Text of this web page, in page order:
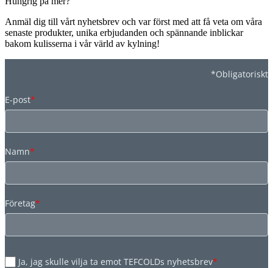
Anmäl dig till vårt nyhetsbrev och var först med att få veta om våra
senaste produkter, unika erbjudanden och spännande inblickar
bakom kulisserna i vår värld av kylning!
*Obligatoriskt
E-post*
Namn*
Företag*
Ja, jag skulle vilja ta emot TEFCOLDs nyhetsbrev*